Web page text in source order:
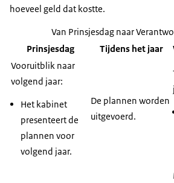
hoeveel geld dat kostte.
Prinsjesdag Tijdens het jaar
Van Prinsjesdag naar
Vooruitblik naar
volgend jaar:
Het kabinet
presenteert de
plannen voor
volgend jaar.
De plannen worden
uitgevoerd.